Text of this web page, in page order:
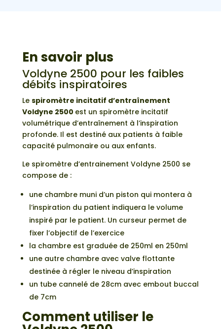
En savoir plus
Voldyne 2500 pour les faibles
débits inspiratoires
Le spiromètre incitatif d’entraînement
Voldyne 2500 est un spiromètre incitatif
volumétrique d’entraînement à l’inspiration
profonde. Il est destiné aux patients à faible
capacité pulmonaire ou aux enfants.
Le spiromètre d’entrainement Voldyne 2500 se
compose de :
une chambre muni d’un piston qui montera à
l’inspiration du patient indiquera le volume
inspiré par le patient. Un curseur permet de
fixer l’objectif de l’exercice
la chambre est graduée de 250ml en 250ml
une autre chambre avec valve flottante
destinée à régler le niveau d’inspiration
un tube cannelé de 28cm avec embout buccal
de 7cm
Comment utiliser le